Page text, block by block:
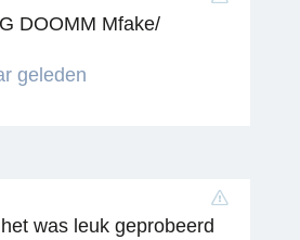
DOOMM Mfake/
geleden
was leuk geprobeerd